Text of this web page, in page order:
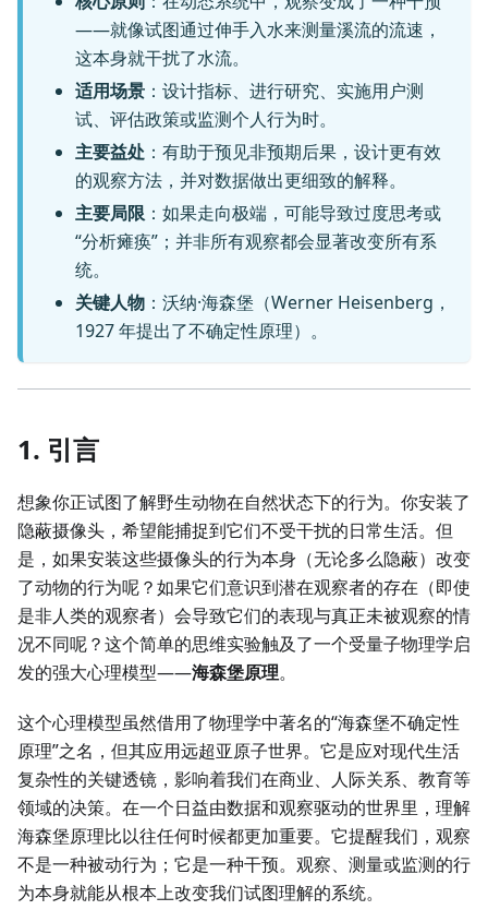
——就像试图通过伸手入水来测量溪流的流速，
这本身就干扰了水流。
适用场景 ：设计指标、进行研究、实施用户测
试、评估政策或监测个人行为时。
主要益处 ：有助于预见非预期后果，设计更有效
的观察方法，并对数据做出更细致的解释。
主要局限 ：如果走向极端，可能导致过度思考或
“分析瘫痪”；并非所有观察都会显著改变所有系
统。
关键人物 ：沃纳·海森堡（Werner Heisenberg，
1927 年提出了不确定性原理）。
1. 引言
想象你正试图了解野生动物在自然状态下的行为。你安装了
隐蔽摄像头，希望能捕捉到它们不受干扰的日常生活。但
是，如果安装这些摄像头的行为本身（无论多么隐蔽）改变
了动物的行为呢？如果它们意识到潜在观察者的存在（即使
是非人类的观察者）会导致它们的表现与真正未被观察的情
况不同呢？这个简单的思维实验触及了一个受量子物理学启
发的强大心理模型——海森堡原理。
这个心理模型虽然借用了物理学中著名的“海森堡不确定性
原理”之名，但其应用远超亚原子世界。它是应对现代生活
复杂性的关键透镜，影响着我们在商业、人际关系、教育等
领域的决策。在一个日益由数据和观察驱动的世界里，理解
海森堡原理比以往任何时候都更加重要。它提醒我们，观察
不是一种被动行为；它是一种干预。观察、测量或监测的行
为本身就能从根本上改变我们试图理解的系统。